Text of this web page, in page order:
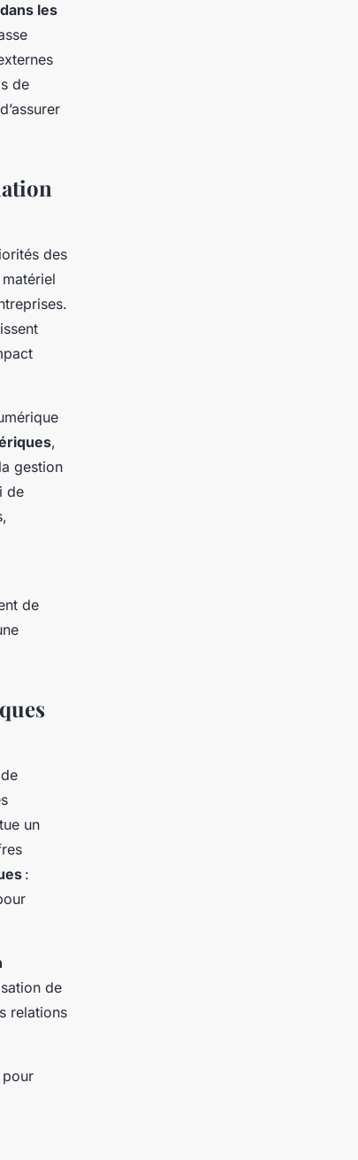
les
de
des
,
gestion
de
de
un
:
de
relations